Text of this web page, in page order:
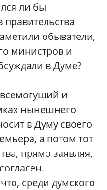
ли бы
обыватели,
министров и
в Думе?
и
нынешнего
в Думу своего
а потом тот
прямо заявляя,
среди думского